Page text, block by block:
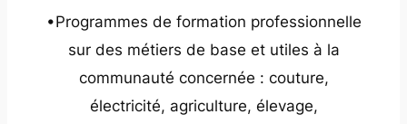
•Programmes de formation professionnelle
sur des métiers de base et utiles à la
communauté concernée : couture,
électricité, agriculture, élevage,